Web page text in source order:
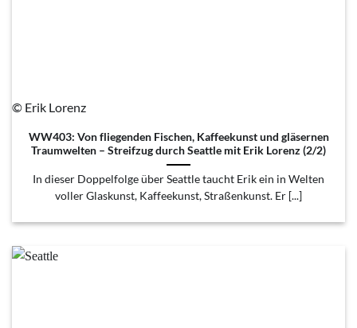
© Erik Lorenz
WW403: Von fliegenden Fischen, Kaffeekunst und gläsernen
Traumwelten – Streifzug durch Seattle mit Erik Lorenz (2/2)
In dieser Doppelfolge über Seattle taucht Erik ein in Welten
voller Glaskunst, Kaffeekunst, Straßenkunst. Er [...]